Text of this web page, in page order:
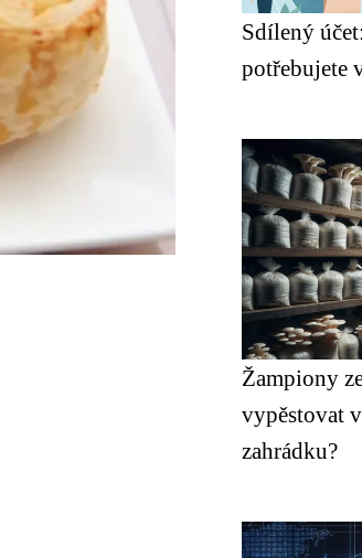
Sdílený
potřebujete
Žampiony
vypěstovat
zahrádku?